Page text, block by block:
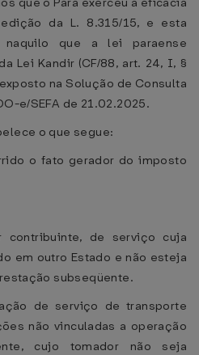
da L. 8.315/15, e esta
naquilo que a lei paraense
Lei Kandir (CF/88, art. 24, I, §
na Solução de Consulta
e/SEFA de 21.02.2025.
o que segue:
o fato gerador do imposto
de serviço cuja
em outro Estado e não esteja
subseqüente.
de serviço de transporte
não vinculadas a operação
cujo tomador não seja